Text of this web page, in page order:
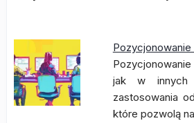
Pozycjonowanie
jak w innych
zastosowania
które pozwolą